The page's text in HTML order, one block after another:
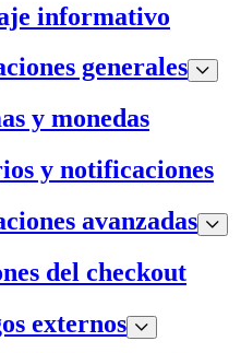
informativo
generales
y monedas
y notificaciones
avanzadas
del checkout
externos